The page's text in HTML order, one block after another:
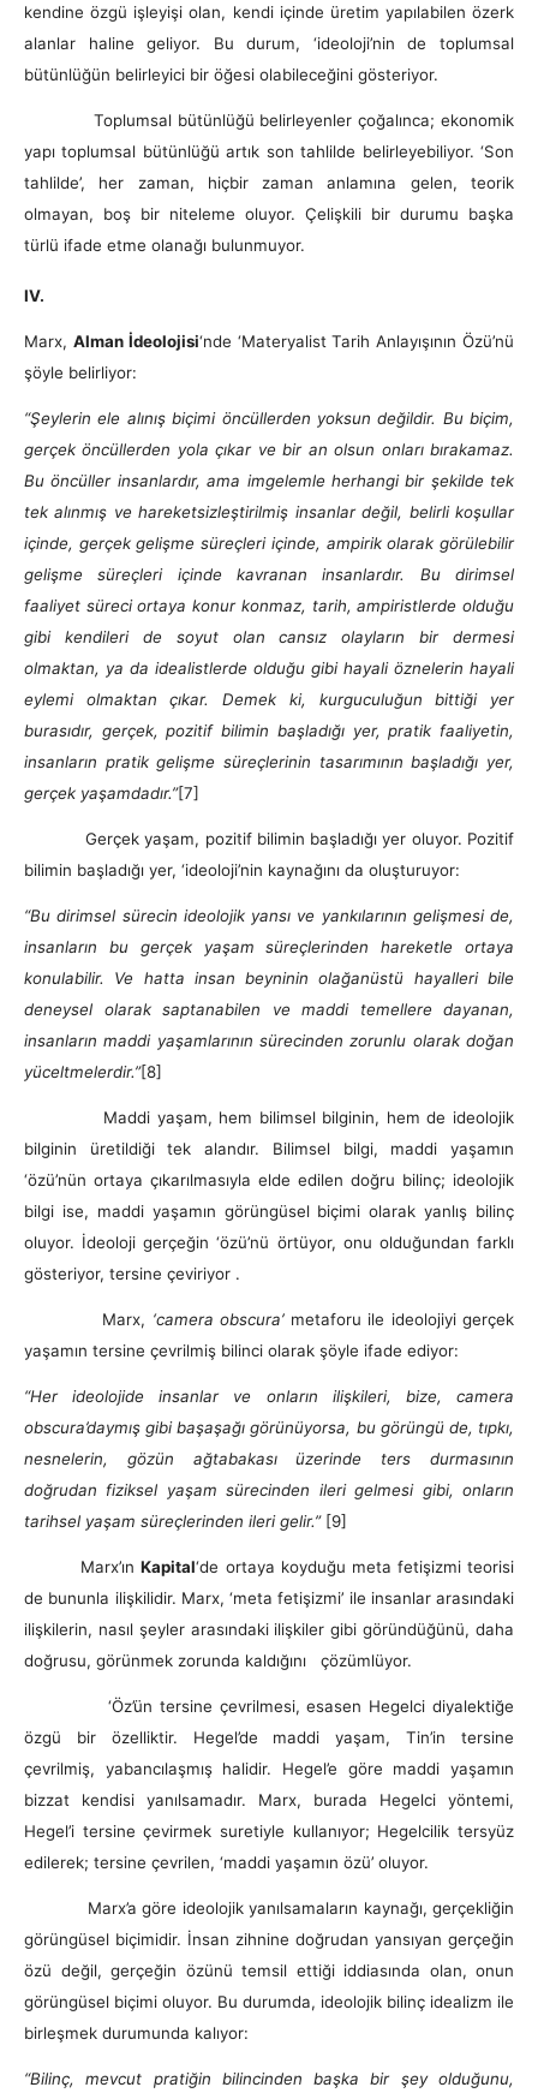
kendine özgü işleyişi olan, kendi içinde üretim yapılabilen özerk
alanlar haline geliyor. Bu durum, ‘ideoloji’nin de toplumsal
bütünlüğün belirleyici bir öğesi olabileceğini gösteriyor.
Toplumsal bütünlüğü belirleyenler çoğalınca; ekonomik
yapı toplumsal bütünlüğü artık son tahlilde belirleyebiliyor. ‘Son
tahlilde’, her zaman, hiçbir zaman anlamına gelen, teorik
olmayan, boş bir niteleme oluyor. Çelişkili bir durumu başka
türlü ifade etme olanağı bulunmuyor.
IV.
Marx, Alman İdeolojisi‘nde ‘Materyalist Tarih Anlayışının Özü’nü
şöyle belirliyor:
“Şeylerin ele alınış biçimi öncüllerden yoksun değildir. Bu biçim,
gerçek öncüllerden yola çıkar ve bir an olsun onları bırakamaz.
Bu öncüller insanlardır, ama imgelemle herhangi bir şekilde tek
tek alınmış ve hareketsizleştirilmiş insanlar değil, belirli koşullar
içinde, gerçek gelişme süreçleri içinde, ampirik olarak görülebilir
gelişme süreçleri içinde kavranan insanlardır. Bu dirimsel
faaliyet süreci ortaya konur konmaz, tarih, ampiristlerde olduğu
gibi kendileri de soyut olan cansız olayların bir dermesi
olmaktan, ya da idealistlerde olduğu gibi hayali öznelerin hayali
eylemi olmaktan çıkar. Demek ki, kurguculuğun bittiği yer
burasıdır, gerçek, pozitif bilimin başladığı yer, pratik faaliyetin,
insanların pratik gelişme süreçlerinin tasarımının başladığı yer,
gerçek yaşamdadır.”[7]
Gerçek yaşam, pozitif bilimin başladığı yer oluyor. Pozitif
bilimin başladığı yer, ‘ideoloji’nin kaynağını da oluşturuyor:
“Bu dirimsel sürecin ideolojik yansı ve yankılarının gelişmesi de,
insanların bu gerçek yaşam süreçlerinden hareketle ortaya
konulabilir. Ve hatta insan beyninin olağanüstü hayalleri bile
deneysel olarak saptanabilen ve maddi temellere dayanan,
insanların maddi yaşamlarının sürecinden zorunlu olarak doğan
yüceltmelerdir.”[8]
Maddi yaşam, hem bilimsel bilginin, hem de ideolojik
bilginin üretildiği tek alandır. Bilimsel bilgi, maddi yaşamın
‘özü’nün ortaya çıkarılmasıyla elde edilen doğru bilinç; ideolojik
bilgi ise, maddi yaşamın görüngüsel biçimi olarak yanlış bilinç
oluyor. İdeoloji gerçeğin ‘özü’nü örtüyor, onu olduğundan farklı
gösteriyor, tersine çeviriyor .
Marx, ‘camera obscura’metaforu ile ideolojiyi gerçek
yaşamın tersine çevrilmiş bilinci olarak şöyle ifade ediyor:
“Her ideolojide insanlar ve onların ilişkileri, bize, camera
obscura’daymış gibi başaşağı görünüyorsa, bu görüngü de, tıpkı,
nesnelerin, gözün ağtabakası üzerinde ters durmasının
doğrudan fiziksel yaşam sürecinden ileri gelmesi gibi, onların
tarihsel yaşam süreçlerinden ileri gelir.” [9]
Marx’ınKapital‘de ortaya koyduğu meta fetişizmi teorisi
de bununla ilişkilidir. Marx, ‘meta fetişizmi’ ile insanlar arasındaki
ilişkilerin, nasıl şeyler arasındaki ilişkiler gibi göründüğünü, daha
doğrusu, görünmek zorunda kaldığını çözümlüyor.
‘Öz’ün tersine çevrilmesi, esasen Hegelci diyalektiğe
özgü bir özelliktir. Hegel’de maddi yaşam, Tin’in tersine
çevrilmiş, yabancılaşmış halidir. Hegel’e göre maddi yaşamın
bizzat kendisi yanılsamadır. Marx, burada Hegelci yöntemi,
Hegel’i tersine çevirmek suretiyle kullanıyor; Hegelcilik tersyüz
edilerek; tersine çevrilen, ‘maddi yaşamın özü’ oluyor.
Marx’a göre ideolojik yanılsamaların kaynağı, gerçekliğin
görüngüsel biçimidir. İnsan zihnine doğrudan yansıyan gerçeğin
özü değil, gerçeğin özünü temsil ettiği iddiasında olan, onun
görüngüsel biçimi oluyor. Bu durumda, ideolojik bilinç idealizm ile
birleşmek durumunda kalıyor:
“Bilinç, mevcut pratiğin bilincinden başka bir şey olduğunu,